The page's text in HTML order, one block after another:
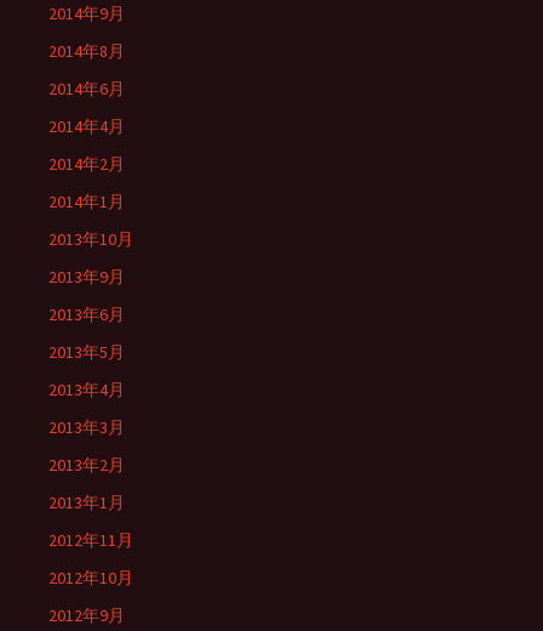
2014年9月
2014年8月
2014年6月
2014年4月
2014年2月
2014年1月
2013年10月
2013年9月
2013年6月
2013年5月
2013年4月
2013年3月
2013年2月
2013年1月
2012年11月
2012年10月
2012年9月